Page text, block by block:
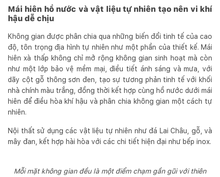
Mái hiên hồ nước và vật liệu tự nhiên tạo nên vi khí
hậu dễ chịu
Không gian được phân chia qua những biến đổi tinh tế của cao
độ, tôn trọng địa hình tự nhiên như một phần của thiết kế. Mái
hiên xà thấp không chỉ mở rộng không gian sinh hoạt mà còn
như một lớp bảo vệ mềm mại, điều tiết ánh sáng và mưa, với
dãy cột gỗ thông sơn đen, tạo sự tương phản tinh tế với khối
nhà chính màu trắng, đồng thời kết hợp cùng hồ nước dưới mái
hiên để điều hòa khí hậu và phân chia không gian một cách tự
nhiên.
Nội thất sử dụng các vật liệu tự nhiên như đá Lai Châu, gỗ, và
mây đan, kết hợp hài hòa với các chi tiết hiện đại như bếp inox.
Mỗi mặt không gian đều là một điểm chạm gần gũi với thiên